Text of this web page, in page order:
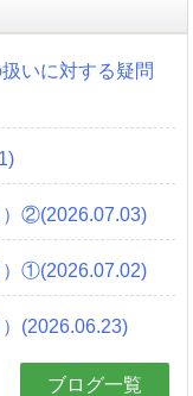
いに対する疑問
）②(2026.07.03)
）①(2026.07.02)
(2026.06.23)
ブログ一覧